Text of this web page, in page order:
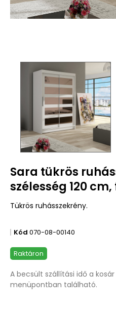
Sara tükrös
szélesség 120
Tükrös ruhásszekrény.
Kód 070-08-00140
Raktáron
A becsült szállítási idő a
menüpontban található.